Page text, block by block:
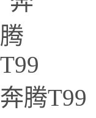
奔腾T99